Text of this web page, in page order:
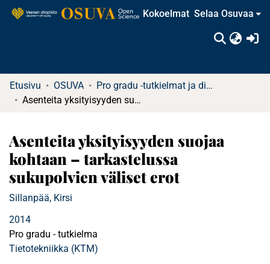
Kokoelmat Selaa Osuvaa
Etusivu OSUVA
Pro gradu -tutkielmat ja diplomityöt (rajattu saatavuus)
Asenteita yksityisyyden suojaa kohtaan – tarkastelussa sukupolvien väliset erot
Asenteita yksityisyyden suojaa
kohtaan – tarkastelussa
sukupolvien väliset erot
Sillanpää, Kirsi
2014
Pro gradu - tutkielma
Tietotekniikka (KTM)